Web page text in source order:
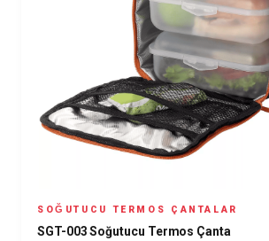
SOĞUTUCU TERMOS ÇANTALAR
SGT-003 Soğutucu Termos Çanta